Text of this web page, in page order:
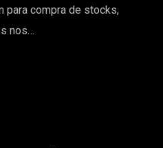
para compra de stocks,
nos…